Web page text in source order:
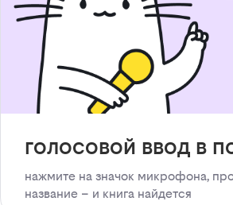
голосовой ввод в
нажмите на значок микрофона,
название – и книга найдется